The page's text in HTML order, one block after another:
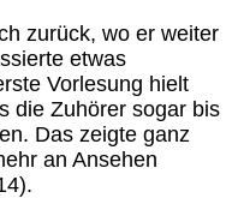
zurück, wo er weiter
etwas
Vorlesung hielt
die Zuhörer sogar bis
Das zeigte ganz
an Ansehen